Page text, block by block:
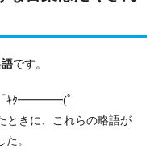
です。
「ｷﾀ━━━━(ﾟ
きに、これらの略語が
。